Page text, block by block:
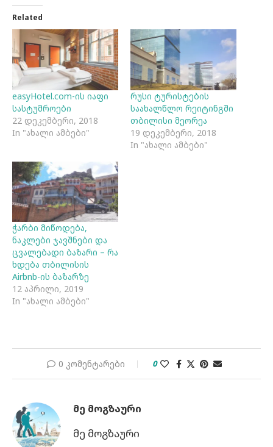
Related
easyHotel.com-ის იაფი
სასტუმროები
22 დეკემბერი, 2018
In "ახალი ამბები"
რუსი ტურისტების
საახალწლო რეიტინგში
თბილისი მეორეა
19 დეკემბერი, 2018
In "ახალი ამბები"
ჭარბი მიწოდება,
ნაკლები ჯავშნები და
ცვალებადი ბაზარი – რა
ხდება თბილისის
Airbnb-ის ბაზარზე
12 აპრილი, 2019
In "ახალი ამბები"
0 კომენტარები 0
ᲛᲔ ᲛᲝᲒᲖᲐᲣᲠᲘ
მე მოგზაური